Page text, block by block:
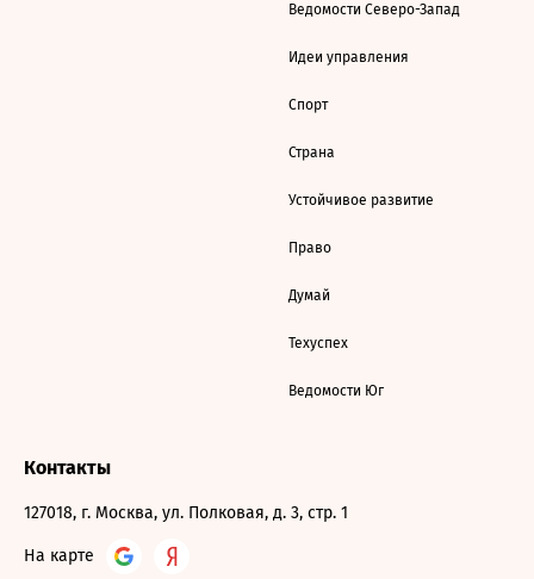
Ведомости Северо-Запад
Идеи управления
Спорт
Страна
Устойчивое развитие
Право
Думай
Техуспех
Ведомости Юг
Контакты
127018, г. Москва, ул. Полковая, д. 3, стр. 1
На карте